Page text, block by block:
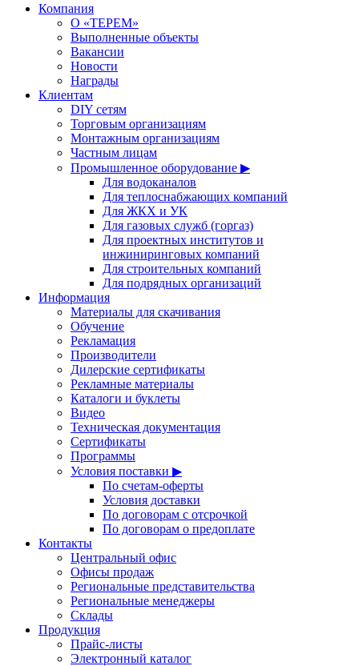
Компания
О «ТЕРЕМ»
Выполненные объекты
Вакансии
Новости
Награды
Клиентам
DIY сетям
Торговым организациям
Монтажным организациям
Частным лицам
Промышленное оборудование ▶
Для водоканалов
Для теплоснабжающих компаний
Для ЖКХ и УК
Для газовых служб (горгаз)
Для проектных институтов и
инжиниринговых компаний
Для строительных компаний
Для подрядных организаций
Информация
Материалы для скачивания
Обучение
Рекламация
Производители
Дилерские сертификаты
Рекламные материалы
Каталоги и буклеты
Видео
Техническая документация
Сертификаты
Программы
Условия поставки ▶
По счетам-оферты
Условия доставки
По договорам с отсрочкой
По договорам о предоплате
Контакты
Центральный офис
Офисы продаж
Региональные представительства
Региональные менеджеры
Склады
Продукция
Прайс-листы
Электронный каталог